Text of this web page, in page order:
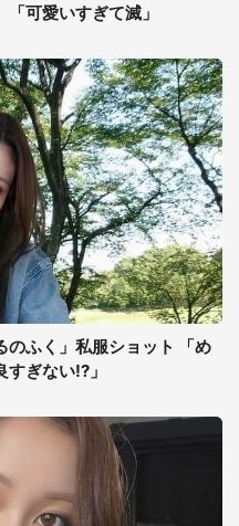
「可愛いすぎて滅」
ふく」私服ショット 「め
ぎない!?」